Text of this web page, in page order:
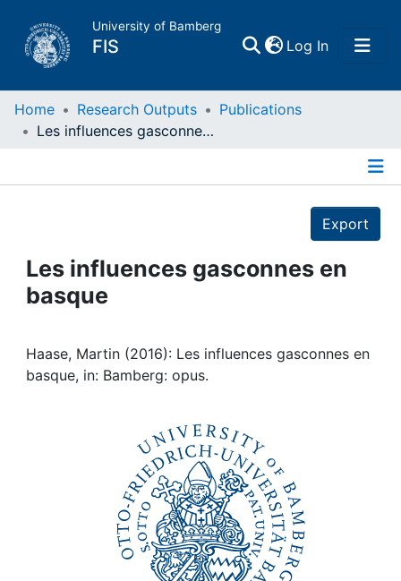
University of Bamberg
FIS Log In(current)
Home
Projects
People
Institutions
Home Research Outputs
Publications
Les influences gasconnes en basque
Export
Les influences gasconnes en
basque
Haase, Martin (2016): Les influences gasconnes en
basque, in: Bamberg: opus.